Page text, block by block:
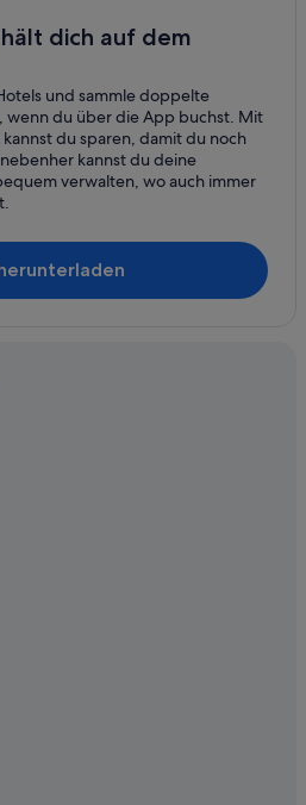
in Santorin
in Santorin
dich auf dem
und sammle doppelte
wenn du über die App buchst. Mit
du sparen, damit du noch
kannst du deine
verwalten, wo auch immer